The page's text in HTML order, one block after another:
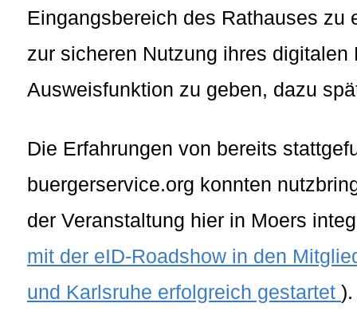
Eingangsbereich des Rathauses zu
zur sicheren Nutzung ihres
Ausweisfunktion zu geben, dazu
Die Erfahrungen von bereits
buergerservice.org konnten
der Veranstaltung hier in Moers
mit der eID-Roadshow in den
und Karlsruhe erfolgreich gestartet